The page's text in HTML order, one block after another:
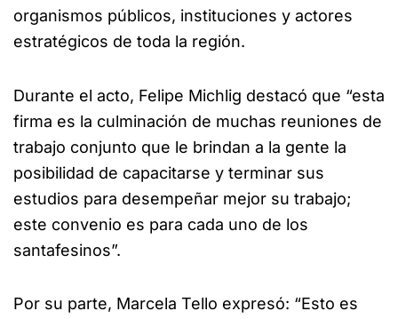
organismos públicos, instituciones y actores
estratégicos de toda la región.
Durante el acto, Felipe Michlig destacó que “esta
firma es la culminación de muchas reuniones de
trabajo conjunto que le brindan a la gente la
posibilidad de capacitarse y terminar sus
estudios para desempeñar mejor su trabajo;
este convenio es para cada uno de los
santafesinos”.
Por su parte, Marcela Tello expresó: “Esto es